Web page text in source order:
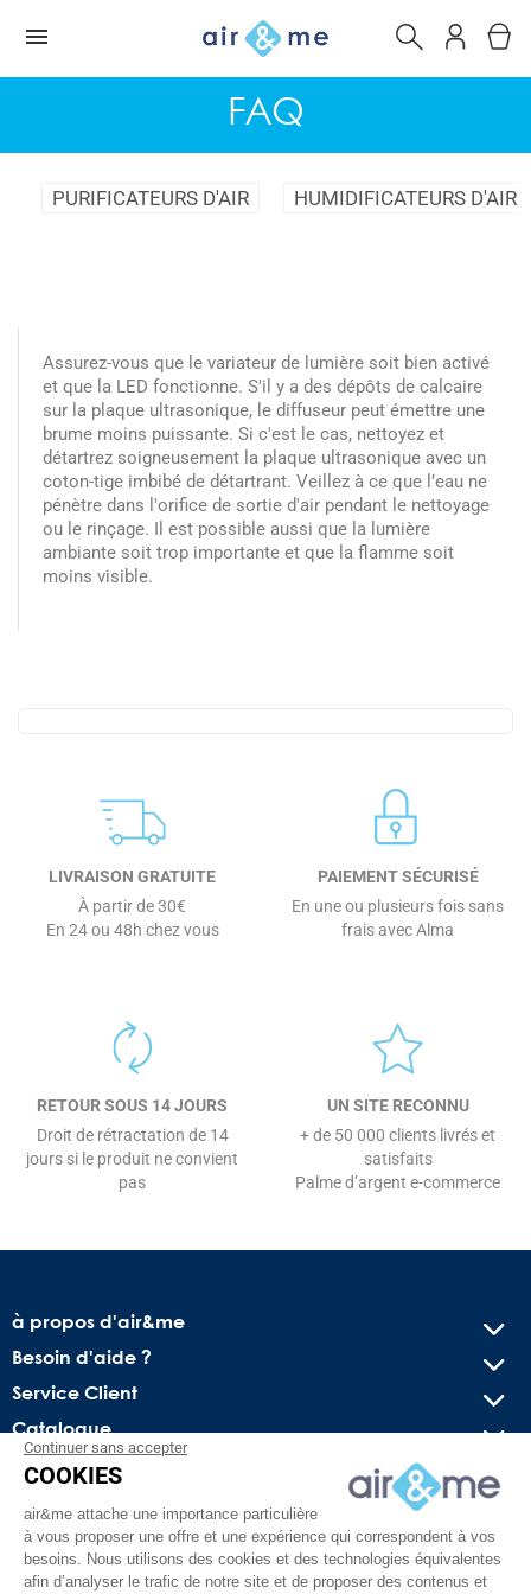
FAQ
PURIFICATEURS D'AIR HUMIDIFICATEURS D'AIR
Assurez-vous que le variateur de lumière soit bien activé
et que la LED fonctionne. S'il y a des dépôts de calcaire
sur la plaque ultrasonique, le diffuseur peut émettre une
brume moins puissante. Si c'est le cas, nettoyez et
détartrez soigneusement la plaque ultrasonique avec un
coton-tige imbibé de détartrant. Veillez à ce que l’eau ne
pénètre dans l'orifice de sortie d'air pendant le nettoyage
ou le rinçage. Il est possible aussi que la lumière
ambiante soit trop importante et que la flamme soit
moins visible.
LIVRAISON GRATUITE
À partir de 30€
En 24 ou 48h chez vous
PAIEMENT SÉCURISÉ
En une ou plusieurs fois sans
frais avec Alma
RETOUR SOUS 14 JOURS
Droit de rétractation de 14
jours si le produit ne convient
pas
UN SITE RECONNU
+ de 50 000 clients livrés et
satisfaits
Palme d’argent e-commerce
à propos d'air&me
Besoin d'aide ?
Service Client
Catalogue
Recevez nos offres spéciales !
Conseils pratiques, bons plans exclusifs et actus sur l’air
intérieur. Pas de spam, juré !
Continuer sans accepter
COOKIES
air&me attache une importance particulière
à vous proposer une offre et une expérience qui correspondent à vos
besoins. Nous utilisons des cookies et des technologies équivalentes
afin d’analyser le trafic de notre site et de proposer des contenus et